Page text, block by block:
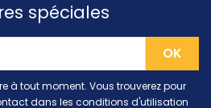
spéciales
à tout moment. Vous trouverez pour
dans les conditions d'utilisation